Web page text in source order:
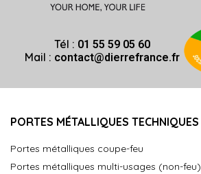
Tél : 01 55 59 05 60
Mail : contact@dierrefrance.fr
PORTES MÉTALLIQUES TECHNIQUES
Portes métalliques coupe-feu
Portes métalliques multi-usages (non-feu)